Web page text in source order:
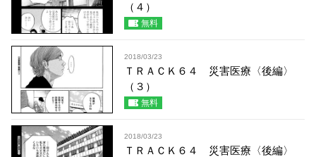
（４）
無料
2018/03/23
ＴＲＡＣＫ６４ 災害医療〈後編〉
（３）
無料
2018/03/23
ＴＲＡＣＫ６４ 災害医療〈後編〉